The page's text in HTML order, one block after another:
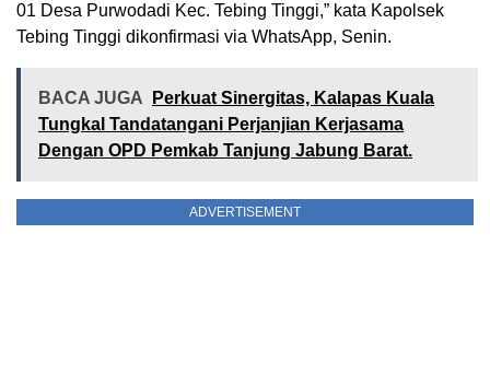
01 Desa Purwodadi Kec. Tebing Tinggi,” kata Kapolsek
Tebing Tinggi dikonfirmasi via WhatsApp, Senin.
BACA JUGA
Perkuat Sinergitas, Kalapas Kuala
Tungkal Tandatangani Perjanjian Kerjasama
Dengan OPD Pemkab Tanjung Jabung Barat.
ADVERTISEMENT